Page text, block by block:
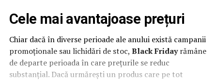
Cele mai avantajoase prețuri
Chiar dacă în diverse perioade ale anului există campanii
promoționale sau lichidări de stoc, Black Fridayrămâne
de departe perioada în care prețurile se reduc
substanțial. Dacă urmărești un produs care pe tot